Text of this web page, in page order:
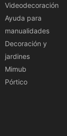
Videodecoración
Ayuda para
manualidades
Decoración y
jardines
Mimub
Pórtico